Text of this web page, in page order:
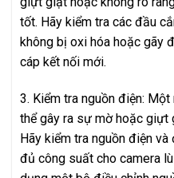
tốt. Hãy kiểm tra các đầu
không bị oxi hóa hoặc gãy
cáp kết nối mới.
3. Kiểm tra nguồn điện:
thể gây ra sự mờ hoặc giựt
Hãy kiểm tra nguồn điện
đủ công suất cho camera